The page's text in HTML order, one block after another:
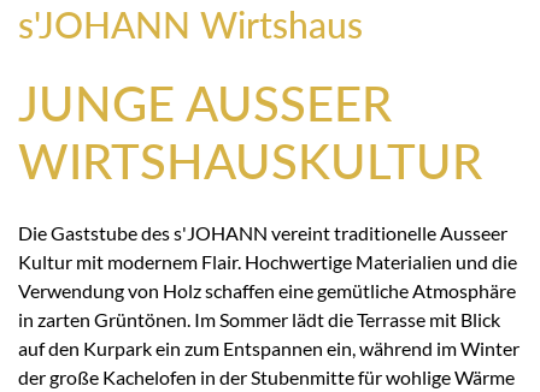
s'JOHANN Wirtshaus
JUNGE AUSSEER
WIRTSHAUSKULTUR
Die Gaststube des s'JOHANN vereint traditionelle Ausseer
Kultur mit modernem Flair. Hochwertige Materialien und die
Verwendung von Holz schaffen eine gemütliche Atmosphäre
in zarten Grüntönen. Im Sommer lädt die Terrasse mit Blick
auf den Kurpark ein zum Entspannen ein, während im Winter
der große Kachelofen in der Stubenmitte für wohlige Wärme